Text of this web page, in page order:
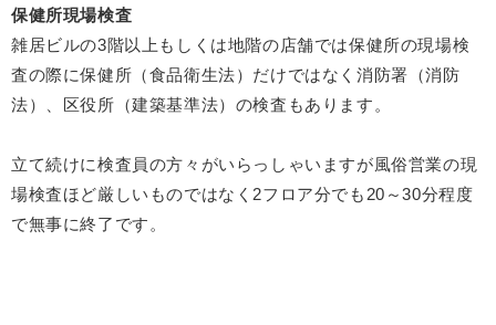
保健所現場検査
雑居ビルの3階以上もしくは地階の店舗では保健所の現場検
査の際に保健所（食品衛生法）だけではなく消防署（消防
法）、区役所（建築基準法）の検査もあります。
立て続けに検査員の方々がいらっしゃいますが風俗営業の現
場検査ほど厳しいものではなく2フロア分でも20～30分程度
で無事に終了です。